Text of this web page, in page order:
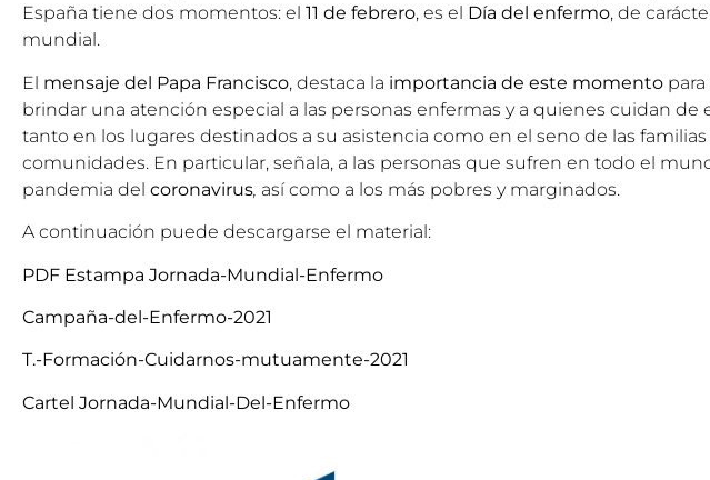
España tiene dos momentos: el 11 de febrero, es el Día del enfermo, de
mundial.
El mensaje del Papa Francisco, destaca la importancia de este momento para
brindar una atención especial a las personas enfermas y a quienes cuidan de
tanto en los lugares destinados a su asistencia como en el seno de las familias
comunidades. En particular, señala, a las personas que sufren en todo el
pandemia del coronavirus, así como a los más pobres y marginados.
A continuación puede descargarse el material:
PDF Estampa Jornada-Mundial-Enfermo
Campaña-del-Enfermo-2021
T.-Formación-Cuidarnos-mutuamente-2021
Cartel Jornada-Mundial-Del-Enfermo